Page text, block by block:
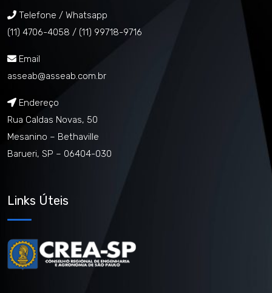
Telefone / Whatsapp
(11) 4706-4058 / (11) 99718-9716
Email
asseab@asseab.com.br
Endereço
Rua Caldas Novas, 50
Mesanino – Bethaville
Barueri, SP – 06404-030
Links Úteis